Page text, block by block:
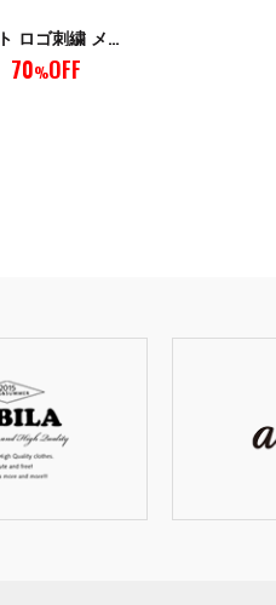
麻タッチ ニット ロゴ刺繍 メッシュ プルオーバー
70%OFF